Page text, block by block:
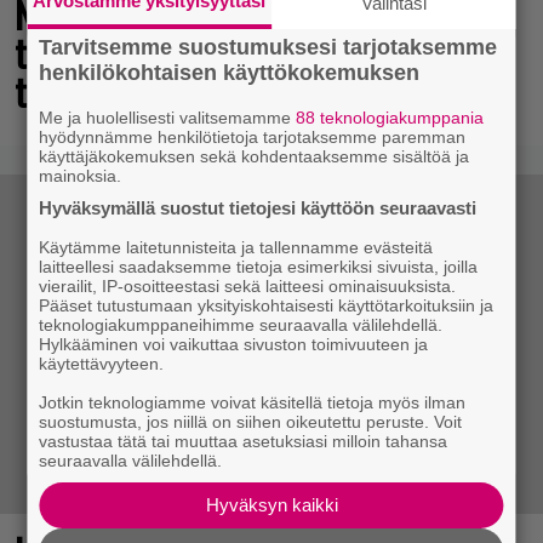
Nyt ilmaiseksi Steamissa – nappaa
tämä avaruusseikkailu välittömästi
talteen!
Tarvitsemme suostumuksesi tarjotaksemme
henkilökohtaisen käyttökokemuksen
Me ja huolellisesti valitsemamme88 teknologiakumppania
hyödynnämme henkilötietoja tarjotaksemme paremman
käyttäjäkokemuksen sekä kohdentaaksemme sisältöä ja
mainoksia.
Hyväksymällä suostut tietojesi käyttöön seuraavasti
Käytämme laitetunnisteita ja tallennamme evästeitä
laitteellesi saadaksemme tietoja esimerkiksi sivuista, joilla
vierailit, IP-osoitteestasi sekä laitteesi ominaisuuksista.
Pääset tutustumaan yksityiskohtaisesti käyttötarkoituksiin ja
teknologiakumppaneihimme seuraavalla välilehdellä.
Hylkääminen voi vaikuttaa sivuston toimivuuteen ja
käytettävyyteen.
Jotkin teknologiamme voivat käsitellä tietoja myös ilman
suostumusta, jos niillä on siihen oikeutettu peruste. Voit
vastustaa tätä tai muuttaa asetuksiasi milloin tahansa
seuraavalla välilehdellä.
Hyväksyn kaikki